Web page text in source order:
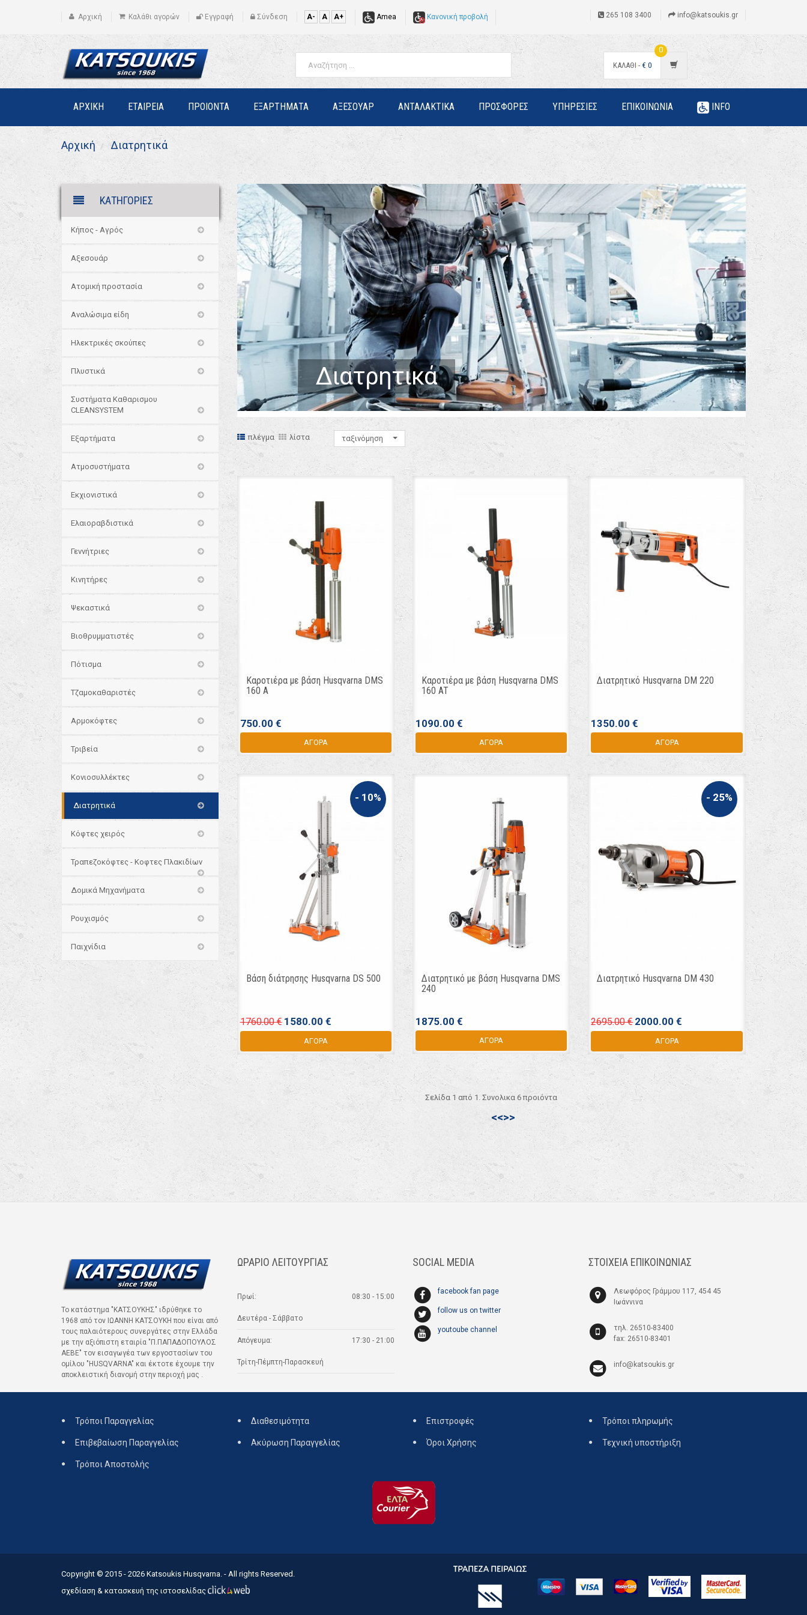
Αρχική Καλάθι αγορών Εγγραφή Σύνδεση A- A A+ Amea Κανονική προβολή 265 108 3400 info@katsoukis.gr
ΚΑΛΑΘΙ - € 0
0
ΑΡΧΙΚΗ ΕΤΑΙΡΕΙΑ ΠΡΟΙΟΝΤΑ ΕΞΑΡΤΗΜΑΤΑ ΑΞΕΣΟΥΑΡ ΑΝΤΑΛΑΚΤΙΚΑ ΠΡΟΣΦΟΡΕΣ ΥΠΗΡΕΣΙΕΣ ΕΠΙΚΟΙΝΩΝΙΑ INFO
Αρχική Διατρητικά
ΚΑΤΗΓΟΡΙΕΣ
Κήπος - Αγρός
Αξεσουάρ
Ατομική προστασία
Αναλώσιμα είδη
Ηλεκτρικές σκούπες
Πλυστικά
Συστήματα Καθαρισμου
CLEANSYSTEM
Εξαρτήματα
Ατμοσυστήματα
Εκχιονιστικά
Ελαιοραβδιστικά
Γεννήτριες
Κινητήρες
Ψεκαστικά
Βιοθρυμματιστές
Πότισμα
Τζαμοκαθαριστές
Αρμοκόφτες
Τριβεία
Κονιοσυλλέκτες
Διατρητικά
Κόφτες χειρός
Τραπεζοκόφτες - Κοφτες Πλακιδίων
Δομικά Μηχανήματα
Ρουχισμός
Παιχνίδια
Διατρητικά
πλέγμα λίστα ταξινόμηση
Καροτιέρα με βάση Husqvarna DMS
160 A
750.00 €
ΑΓΟΡΑ
Καροτιέρα με βάση Husqvarna DMS
160 AT
1090.00 €
ΑΓΟΡΑ
Διατρητικό Husqvarna DM 220
1350.00 €
ΑΓΟΡΑ
- 10%
Βάση διάτρησης Husqvarna DS 500
1760.00 € 1580.00 €
ΑΓΟΡΑ
Διατρητικό με βάση Husqvarna DMS
240
1875.00 €
ΑΓΟΡΑ
- 25%
Διατρητικό Husqvarna DM 430
2695.00 €2000.00 €
ΑΓΟΡΑ
Σελίδα 1 από 1. Συνολικα 6 προιόντα
<<>>
Το κατάστημα "ΚΑΤΣΟΥΚΗΣ" ιδρύθηκε το
1968 από τον ΙΩΑΝΝΗ ΚΑΤΣΟΥΚΗ που είναι από
τους παλαιότερους συνεργάτες στην Ελλάδα
με την αξιόπιστη εταιρία "Π.ΠΑΠΑΔΟΠΟΥΛΟΣ
ΑΕΒΕ" τον εισαγωγέα των εργοστασίων του
ομίλου "HUSQVARNA" και έκτοτε έχουμε την
αποκλειστική διανομή στην περιοχή μας .
ΩΡΑΡΙΟ ΛΕΙΤΟΥΡΓΙΑΣ
Πρωί:
Δευτέρα - Σάββατο
08:30 - 15:00
Απόγευμα:
Τρίτη-Πέμπτη-Παρασκευή
17:30 - 21:00
SOCIAL MEDIA
facebook fan page
follow us on twitter
youtoube channel
ΣΤΟΙΧΕΙΑ ΕΠΙΚΟΙΝΩΝΙΑΣ
Λεωφόρος Γράμμου 117, 454 45
Ιωάννινα
τηλ. 26510-83400
fax: 26510-83401
info@katsoukis.gr
Τρόποι Παραγγελίας
Επιβεβαίωση Παραγγελίας
Τρόποι Αποστολής
Διαθεσιμότητα
Ακύρωση Παραγγελίας
Επιστροφές
Όροι Χρήσης
Τρόποι πληρωμής
Τεχνική υποστήριξη
Copyright © 2015 - 2026 Katsoukis Husqvarna. - All rights Reserved.
σχεδίαση & κατασκευή της ιστοσελίδας